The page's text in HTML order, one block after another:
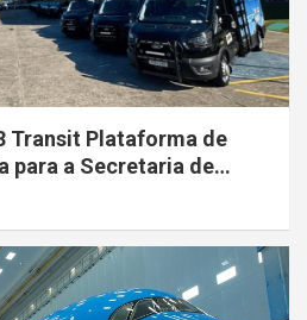
Transit Plataforma de
para a Secretaria de
Bahia